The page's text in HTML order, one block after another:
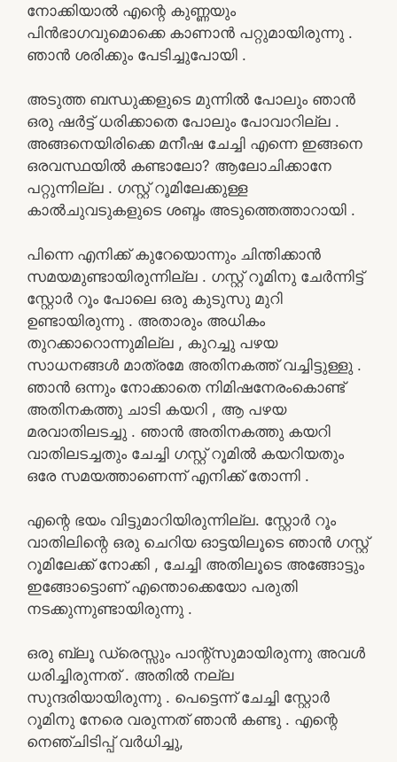
നോക്കിയാൽ എന്റെ കുണ്ണയും
പിൻഭാഗവുമൊക്കെ കാണാൻ പറ്റുമായിരുന്നു .
ഞാൻ ശരിക്കും പേടിച്ചുപോയി .
അടുത്ത ബന്ധുക്കളുടെ മുന്നിൽ പോലും ഞാൻ
ഒരു ഷർട്ട് ധരിക്കാതെ പോലും പോവാറില്ല .
അങ്ങനെയിരിക്കെ മനീഷ ചേച്ചി എന്നെ ഇങ്ങനെ
ഒരവസ്ഥയിൽ കണ്ടാലോ? ആലോചിക്കാനേ
പറ്റുന്നില്ല . ഗസ്റ്റ് റൂമിലേക്കുള്ള
കാൽചുവടുകളുടെ ശബ്ദം അടുത്തെത്താറായി .
പിന്നെ എനിക്ക് കുറേയൊന്നും ചിന്തിക്കാൻ
സമയമുണ്ടായിരുന്നില്ല . ഗസ്റ്റ് റൂമിനു ചേർന്നിട്ട്
സ്റ്റോർ റൂം പോലെ ഒരു കുടുസു മുറി
ഉണ്ടായിരുന്നു . അതാരും അധികം
തുറക്കാറൊന്നുമില്ല , കുറച്ചു പഴയ
സാധനങ്ങൾ മാത്രമേ അതിനകത്ത് വച്ചിട്ടുള്ളു .
ഞാൻ ഒന്നും നോക്കാതെ നിമിഷനേരംകൊണ്ട്
അതിനകത്തു ചാടി കയറി , ആ പഴയ
മരവാതിലടച്ചു . ഞാൻ അതിനകത്തു കയറി
വാതിലടച്ചതും ചേച്ചി ഗസ്റ്റ് റൂമിൽ കയറിയതും
ഒരേ സമയത്താണെന്ന് എനിക്ക് തോന്നി .
എന്റെ ഭയം വിട്ടുമാറിയിരുന്നില്ല. സ്റ്റോർ റൂം
വാതിലിന്റെ ഒരു ചെറിയ ഓട്ടയിലൂടെ ഞാൻ ഗസ്റ്റ്
റൂമിലേക്ക് നോക്കി , ചേച്ചി അതിലൂടെ അങ്ങോട്ടും
ഇങ്ങോട്ടൊണ് എന്തൊക്കെയോ പരുതി
നടക്കുന്നുണ്ടായിരുന്നു .
ഒരു ബ്ലൂ ഡ്രെസ്സും പാന്റ്സുമായിരുന്നു അവൾ
ധരിച്ചിരുന്നത് . അതിൽ നല്ല
സുന്ദരിയായിരുന്നു . പെട്ടെന്ന് ചേച്ചി സ്റ്റോർ
റൂമിനു നേരെ വരുന്നത് ഞാൻ കണ്ടു . എന്റെ
നെഞ്ചിടിപ്പ് വർധിച്ചു,